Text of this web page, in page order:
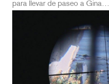
para llevar de paseo a Gina…